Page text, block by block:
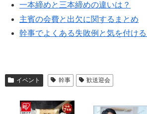
一本締めと三本締めの違いは？
主賓の会費と出欠に関するまとめ
幹事でよくある失敗例と気を付け
イベント 幹事 歓送迎会